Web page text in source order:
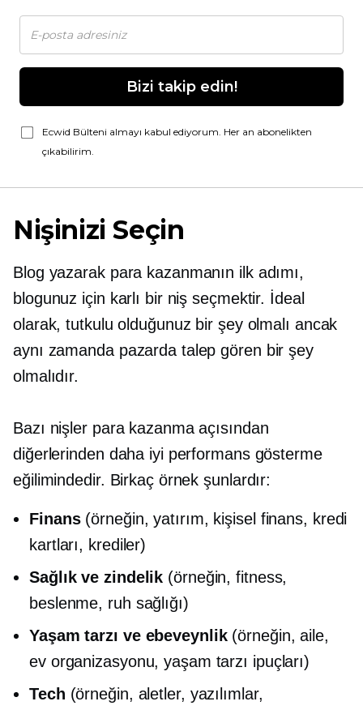
Bizi takip edin!
Ecwid Bülteni almayı kabul ediyorum. Her an abonelikten
çıkabilirim.
Nişinizi Seçin
Blog yazarak para kazanmanın ilk adımı,
blogunuz için karlı bir niş seçmektir. İdeal
olarak, tutkulu olduğunuz bir şey olmalı ancak
aynı zamanda pazarda talep gören bir şey
olmalıdır.
Bazı nişler para kazanma açısından
diğerlerinden daha iyi performans gösterme
eğilimindedir. Birkaç örnek şunlardır:
Finans(örneğin, yatırım, kişisel finans, kredi
kartları, krediler)
Sağlık ve zindelik (örneğin, fitness,
beslenme, ruh sağlığı)
Yaşam tarzı ve ebeveynlik(örneğin, aile,
ev organizasyonu, yaşam tarzı ipuçları)
Tech (örneğin, aletler, yazılımlar,